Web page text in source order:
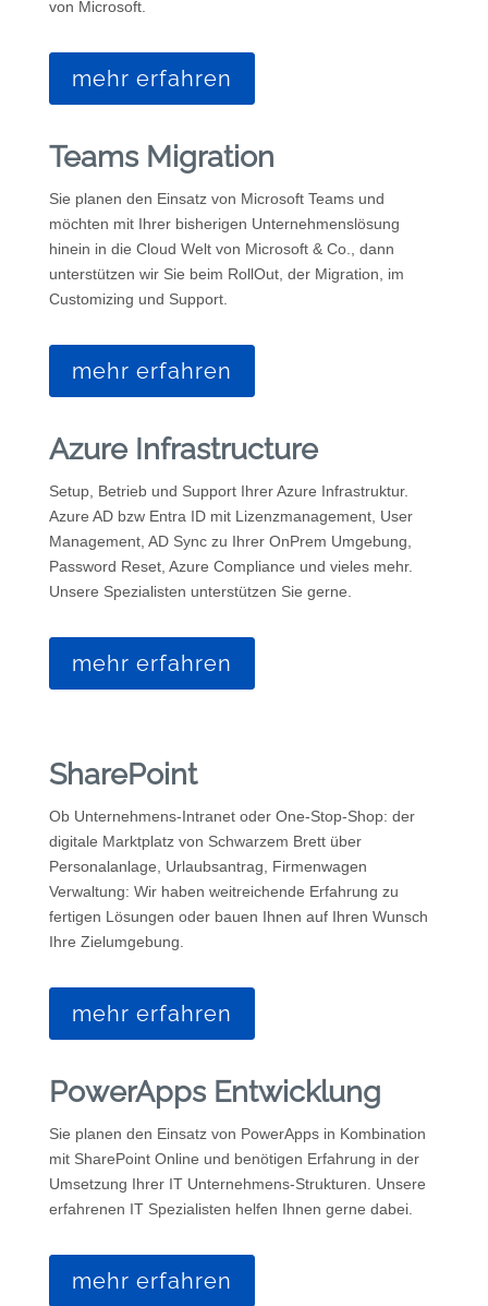
von Microsoft.
mehr erfahren
Teams Migration
Sie planen den Einsatz von Microsoft Teams und
möchten mit Ihrer bisherigen Unternehmenslösung
hinein in die Cloud Welt von Microsoft & Co., dann
unterstützen wir Sie beim RollOut, der Migration, im
Customizing und Support.
mehr erfahren
Azure Infrastructure
Setup, Betrieb und Support Ihrer Azure Infrastruktur.
Azure AD bzw Entra ID mit Lizenzmanagement, User
Management, AD Sync zu Ihrer OnPrem Umgebung,
Password Reset, Azure Compliance und vieles mehr.
Unsere Spezialisten unterstützen Sie gerne.
mehr erfahren
SharePoint
Ob Unternehmens-Intranet oder One-Stop-Shop: der
digitale Marktplatz von Schwarzem Brett über
Personalanlage, Urlaubsantrag, Firmenwagen
Verwaltung: Wir haben weitreichende Erfahrung zu
fertigen Lösungen oder bauen Ihnen auf Ihren Wunsch
Ihre Zielumgebung.
mehr erfahren
PowerApps Entwicklung
Sie planen den Einsatz von PowerApps in Kombination
mit SharePoint Online und benötigen Erfahrung in der
Umsetzung Ihrer IT Unternehmens-Strukturen. Unsere
erfahrenen IT Spezialisten helfen Ihnen gerne dabei.
mehr erfahren